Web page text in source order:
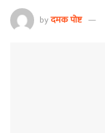
byदमक पोष्ट